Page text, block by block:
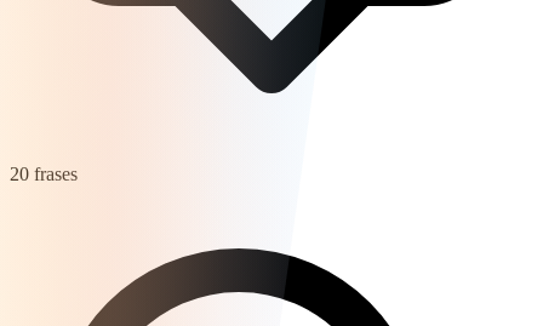
20 frases